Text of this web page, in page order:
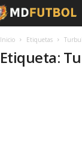
Inicio Etiquetas
Etiqueta: